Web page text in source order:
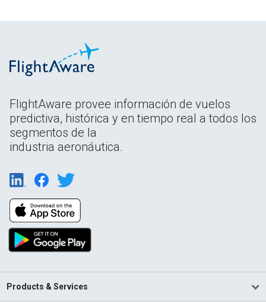
FlightAware provee información de vuelos
predictiva, histórica y en tiempo real a todos los
segmentos de la
industria aeronáutica.
Products & Services